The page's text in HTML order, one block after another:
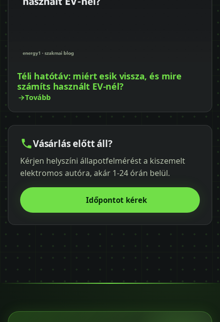
Téli hatótáv: miért esik vissza, és mire
számíts használt EV-nél?
Tovább
Vásárlás előtt áll?
Kérjen helyszíni állapotfelmérést a kiszemelt
elektromos autóra, akár 1-24 órán belül.
Időpontot kérek